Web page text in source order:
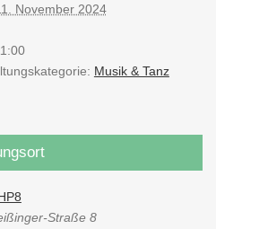
November 2024
Musik & Tanz
Straße 8